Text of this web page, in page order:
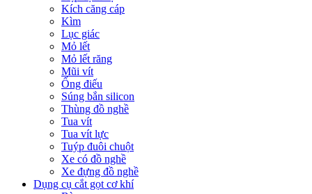
Kích căng cáp
Kìm
Lục giác
Mỏ lết
Mỏ lết răng
Mũi vít
Ống điếu
Súng bắn silicon
Thùng đồ nghề
Tua vít
Tua vít lực
Tuýp đuôi chuột
Xe có đồ nghề
Xe đựng đồ nghề
Dụng cụ cắt gọt cơ khí